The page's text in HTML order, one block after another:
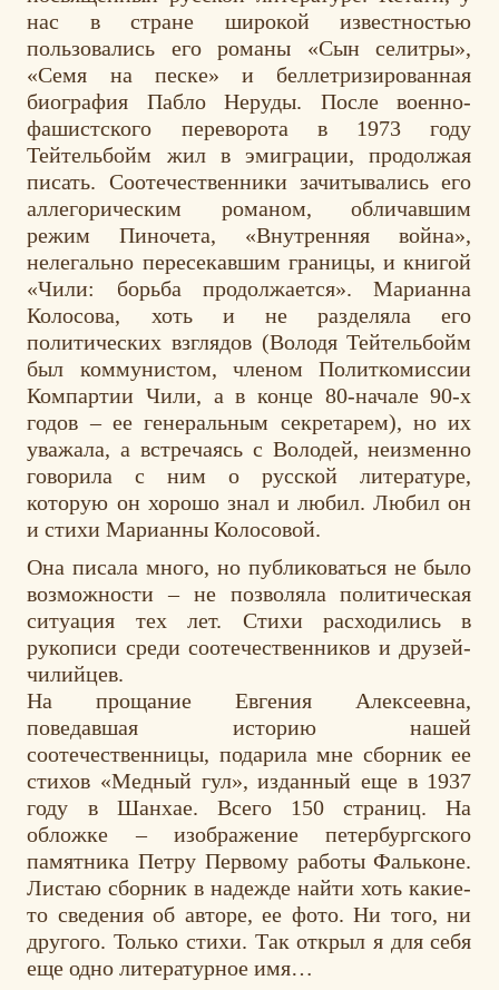
нас в стране широкой известностью
пользовались его романы «Сын селитры»,
«Семя на песке» и беллетризированная
биография Пабло Неруды. После военно-
фашистского переворота в 1973 году
Тейтельбойм жил в эмиграции, продолжая
писать. Соотечественники зачитывались его
аллегорическим романом, обличавшим
режим Пиночета, «Внутренняя война»,
нелегально пересекавшим границы, и книгой
«Чили: борьба продолжается». Марианна
Колосова, хоть и не разделяла его
политических взглядов (Володя Тейтельбойм
был коммунистом, членом Политкомиссии
Компартии Чили, а в конце 80-начале 90-х
годов – ее генеральным секретарем), но их
уважала, а встречаясь с Володей, неизменно
говорила с ним о русской литературе,
которую он хорошо знал и любил. Любил он
и стихи Марианны Колосовой.
Она писала много, но публиковаться не было
возможности – не позволяла политическая
ситуация тех лет. Стихи расходились в
рукописи среди соотечественников и друзей-
чилийцев.
На прощание Евгения Алексеевна,
поведавшая историю нашей
соотечественницы, подарила мне сборник ее
стихов «Медный гул», изданный еще в 1937
году в Шанхае. Всего 150 страниц. На
обложке – изображение петербургского
памятника Петру Первому работы Фальконе.
Листаю сборник в надежде найти хоть какие-
то сведения об авторе, ее фото. Ни того, ни
другого. Только стихи. Так открыл я для себя
еще одно литературное имя…